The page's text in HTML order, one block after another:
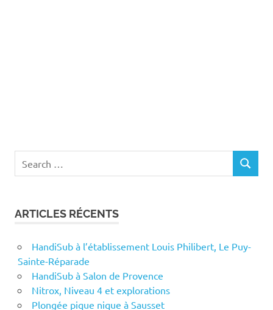
for:
SEARCH
ARTICLES RÉCENTS
HandiSub à l’établissement Louis Philibert, Le Puy-
Sainte-Réparade
HandiSub à Salon de Provence
Nitrox, Niveau 4 et explorations
Plongée pique nique à Sausset